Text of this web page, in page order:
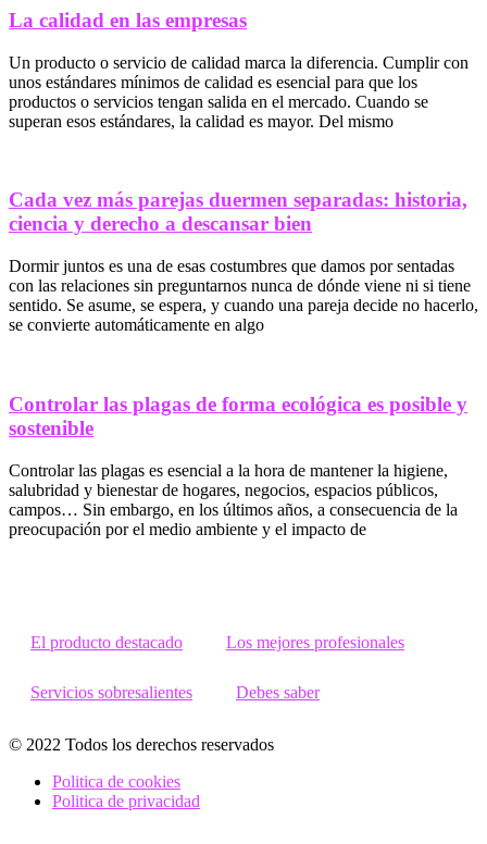
La calidad en las empresas
Un producto o servicio de calidad marca la diferencia. Cumplir con
unos estándares mínimos de calidad es esencial para que los
productos o servicios tengan salida en el mercado. Cuando se
superan esos estándares, la calidad es mayor. Del mismo
Cada vez más parejas duermen separadas: historia,
ciencia y derecho a descansar bien
Dormir juntos es una de esas costumbres que damos por sentadas
con las relaciones sin preguntarnos nunca de dónde viene ni si tiene
sentido. Se asume, se espera, y cuando una pareja decide no hacerlo,
se convierte automáticamente en algo
Controlar las plagas de forma ecológica es posible y
sostenible
Controlar las plagas es esencial a la hora de mantener la higiene,
salubridad y bienestar de hogares, negocios, espacios públicos,
campos… Sin embargo, en los últimos años, a consecuencia de la
preocupación por el medio ambiente y el impacto de
El producto destacado Los mejores profesionales
Servicios sobresalientes Debes saber
© 2022 Todos los derechos reservados
Politica de cookies
Politica de privacidad